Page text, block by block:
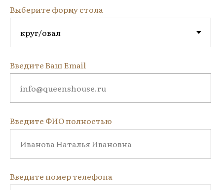
Выберите форму стола
Введите Ваш Email
Введите ФИО полностью
Введите номер телефона